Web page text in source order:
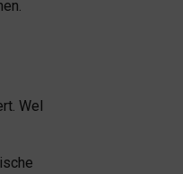
Wel